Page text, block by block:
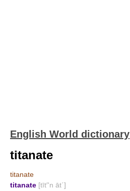
English World dictionary
titanate
titanate
titanate [tīt′'n āt΄]